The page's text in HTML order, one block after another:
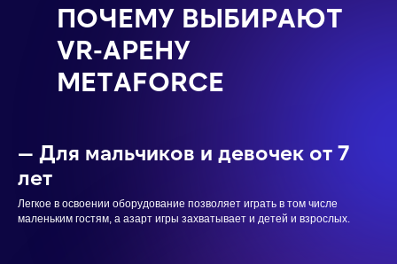
ПОЧЕМУ ВЫБИРАЮТ
VR-АРЕНУ
METAFORCE
— Для мальчиков и девочек от 7
лет
Легкое в освоении оборудование позволяет играть в том числе
маленьким гостям, а азарт игры захватывает и детей и взрослых.